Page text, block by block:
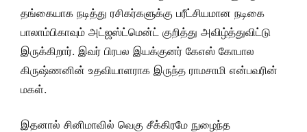
தங்கையாக நடித்து ரசிகர்களுக்கு பரீட்சியமான நடிகை
பாலாம்பிகாவும் அட்ஜஸ்ட்மென்ட் குறித்து அவிழ்த்துவிட்டு
இருக்கிறார். இவர் பிரபல இயக்குனர் கேஎஸ் கோபால
கிருஷ்ணனின் உதவியாளராக இருந்த ராமசாமி என்பவரின்
மகள்.
இதனால் சினிமாவில் வெகு சீக்கிரமே நுழைந்த